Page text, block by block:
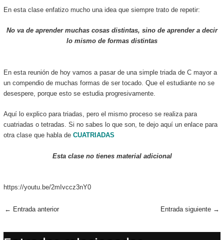
En esta clase enfatizo mucho una idea que siempre trato de repetir:
No va de aprender muchas cosas distintas, sino de aprender a decir
lo mismo de formas distintas
En esta reunión de hoy vamos a pasar de una simple triada de C mayor a
un compendio de muchas formas de ser tocado. Que el estudiante no se
desespere, porque esto se estudia progresivamente.
Aquí lo explico para triadas, pero el mismo proceso se realiza para
cuatriadas o tetradas. Si no sabes lo que son, te dejo aquí un enlace para
otra clase que habla de CUATRIADAS
Esta clase no tienes material adicional
https://youtu.be/2mIvccz3nY0
← Entrada anterior Entrada siguiente →